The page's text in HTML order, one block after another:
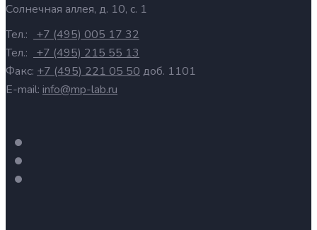
Солнечная аллея, д. 10, с. 1
Тел.:
+7 (495) 005 17 32
Тел.:
+7 (495) 215 55 13
Факс: +7 (495) 221 05 50 доб. 1101
E-mail: info@mp-lab.ru